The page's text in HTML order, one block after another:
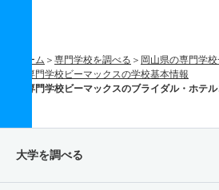
ホーム 専門学校を調べる
岡山県の専門学
専門学校ビーマックスの学校基本情報
専門学校ビーマックスのブライダル・ホテ
大学を調べる